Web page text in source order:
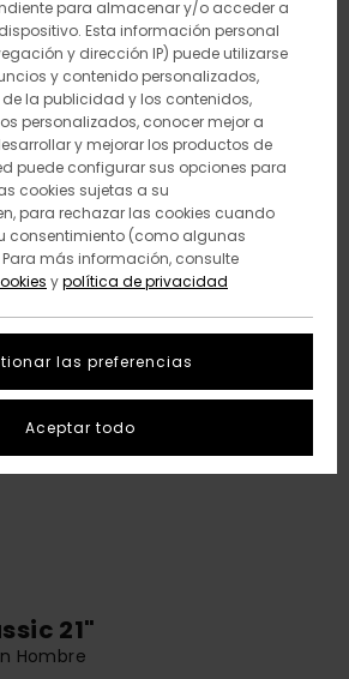
21"
Hombre
para almacenar y/o acceder a
Esta información personal
y dirección IP) puede utilizarse
y contenido personalizados,
la publicidad y los contenidos,
personalizados, conocer mejor a
y mejorar los productos de
puede configurar sus opciones para
cookies sujetas a su
para rechazar las cookies cuando
consentimiento (como algunas
más información, consulte
ypolítica de privacidad
las preferencias
Aceptar todo